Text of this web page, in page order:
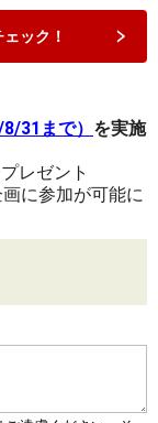
ック！
31まで） を実施
レゼント
に参加が可能に